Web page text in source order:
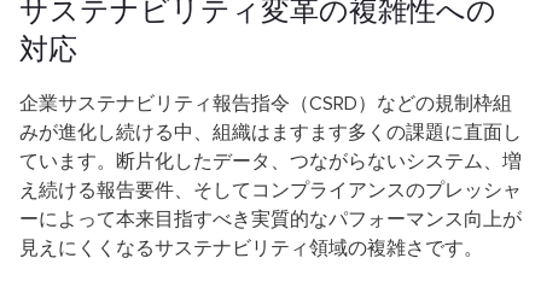
サステナビリティ変革の複雑性への
対応
企業サステナビリティ報告指令（CSRD）などの規制枠組
みが進化し続ける中、組織はますます多くの課題に直面し
ています。断片化したデータ、つながらないシステム、増
え続ける報告要件、そしてコンプライアンスのプレッシャ
ーによって本来目指すべき実質的なパフォーマンス向上が
見えにくくなるサステナビリティ領域の複雑さです。